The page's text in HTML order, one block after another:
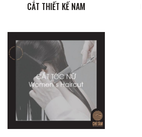
CẮT THIẾT KẾ NAM